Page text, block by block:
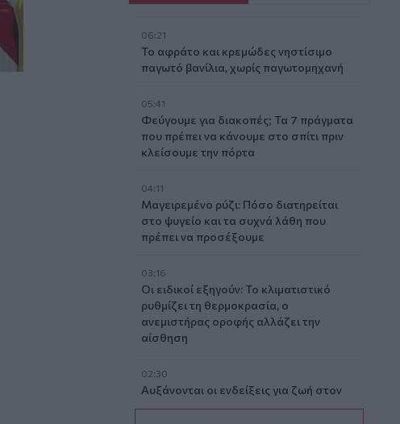
06:21
Το αφράτο και κρεμώδες νηστίσιμο
παγωτό βανίλια, χωρίς παγωτομηχανή
05:41
Φεύγουμε για διακοπές; Τα 7 πράγματα
που πρέπει να κάνουμε στο σπίτι πριν
κλείσουμε την πόρτα
04:11
Μαγειρεμένο ρύζι: Πόσο διατηρείται
στο ψυγείο και τα συχνά λάθη που
πρέπει να προσέξουμε
03:16
Οι ειδικοί εξηγούν: Το κλιματιστικό
ρυθμίζει τη θερμοκρασία, ο
ανεμιστήρας οροφής αλλάζει την
αίσθηση
02:30
Αυξάνονται οι ενδείξεις για ζωή στον
Άρη